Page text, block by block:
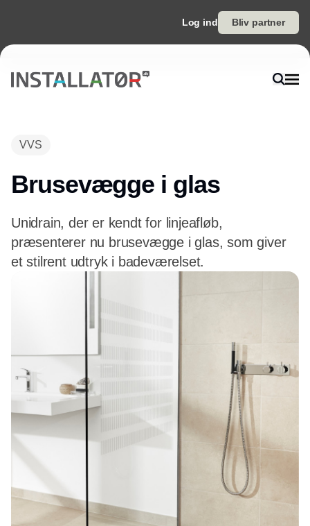
Log ind Bliv partner
VVS
Brusevægge i glas
Unidrain, der er kendt for linjeafløb,
præsenterer nu brusevægge i glas, som giver
et stilrent udtryk i badeværelset.